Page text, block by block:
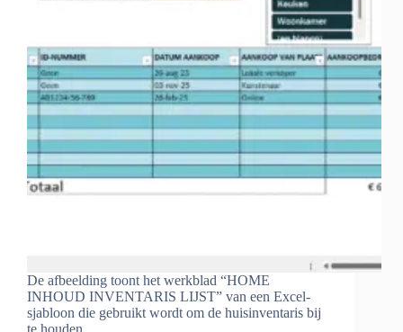
De afbeelding toont het werkblad “HOME
INHOUD INVENTARIS LIJST” van een Excel-
sjabloon die gebruikt wordt om de huisinventaris bij